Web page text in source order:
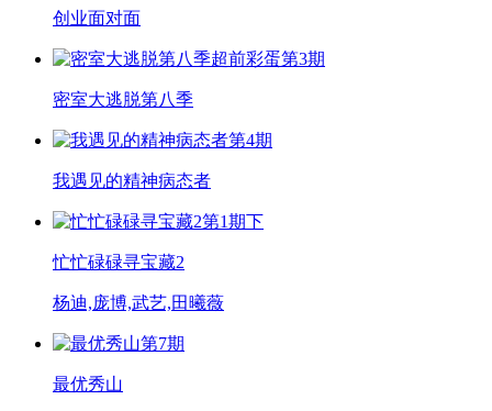
创业面对面
超前彩蛋第3期
密室大逃脱第八季
第4期
我遇见的精神病态者
第1期下
忙忙碌碌寻宝藏2
杨迪,庞博,武艺,田曦薇
第7期
最优秀山